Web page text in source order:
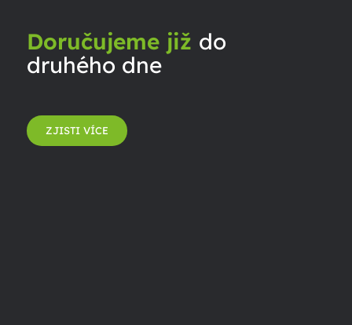
Doručujeme již do
druhého dne
ZJISTI VÍCE